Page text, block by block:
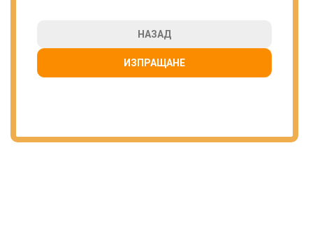
НАЗАД
ИЗПРАЩАНЕ